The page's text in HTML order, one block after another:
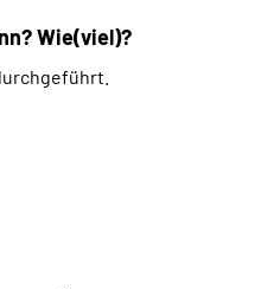
Wie(viel)?